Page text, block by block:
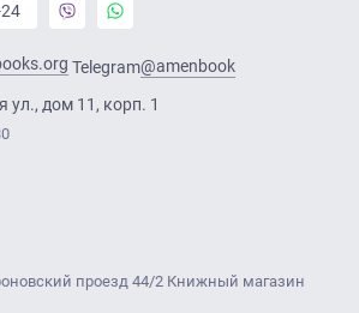
Telegram@amenbook
ул., дом 11, корп. 1
проезд 44/2 Книжный магазин